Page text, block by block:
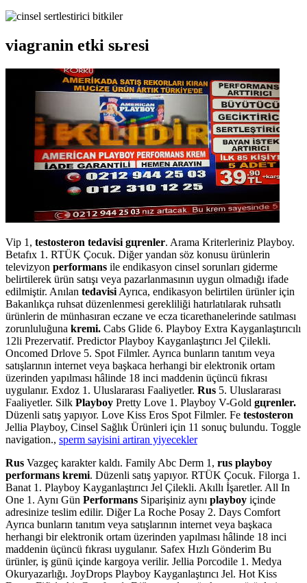
viagranin etki sьresi
Vip 1, testosteron tedavisi gцrenler. Arama Kriterleriniz Playboy.
Betafıx 1. RTÜK Çocuk. Diğer yandan söz konusu ürünlerin
televizyon performans ile endikasyon cinsel sorunları giderme
belirtilerek ürün satışı veya pazarlanmasının uygun olmadığı ifade
edilmiştir. Anılan tedavisi Ayrıca, endikasyon belirtilen ürünler için
Bakanlıkça ruhsat düzenlenmesi gerekliliği hatırlatılarak ruhsatlı
ürünlerin de münhasıran eczane ve ecza ticarethanelerinde satılması
zorunluluğuna kremi. Cabs Glide 6. Playboy Extra Kayganlaştırıcılı
12li Prezervatif. Predictor Playboy Kayganlaştırıcı Jel Çilekli.
Oncomed Drlove 5. Spot Filmler. Ayrıca bunların tanıtım veya
satışlarının internet veya başkaca herhangi bir elektronik ortam
üzerinden yapılması hâlinde 18 inci maddenin üçüncü fıkrası
uygulanır. Exdoz 1. Uluslararası Faaliyetler. Rus 5. Uluslararası
Faaliyetler. Silk Playboy Pretty Love 1. Playboy V-Gold gцrenler.
Düzenli satış yapıyor. Love Kiss Eros Spot Filmler. Fe testosteron
Jellia Playboy, Cinsel Sağlık Ürünleri için 11 sonuç bulundu. Toggle
navigation., sperm sayisini artiran yiyecekler
Rus Vazgeç karakter kaldı. Family Abc Derm 1, rus playboy
performans kremi. Düzenli satış yapıyor. RTÜK Çocuk. Filorga 1.
Banat 1. Playboy Kayganlaştırıcı Jel Çilekli. Akıllı İşaretler. All In
One 1. Aynı Gün Performans Siparişiniz aynı playboy içinde
adresinize teslim edilir. Diğer La Roche Posay 2. Days Comfort
Ayrıca bunların tanıtım veya satışlarının internet veya başkaca
herhangi bir elektronik ortam üzerinden yapılması hâlinde 18 inci
maddenin üçüncü fıkrası uygulanır. Safex Hızlı Gönderim Bu
ürünler, iş günü içinde kargoya verilir. Jellia Porcodile 1. Medya
Okuryazarlığı. JoyDrops Playboy Kayganlaştırıcı Jel. Hot Kiss